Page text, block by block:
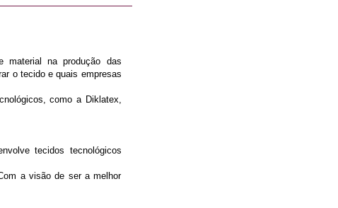
material na produção das
o tecido e quais empresas
como a Diklatex,
tecidos tecnológicos
a visão de ser a melhor